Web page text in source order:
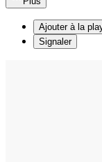
Ajouter à la
Signaler